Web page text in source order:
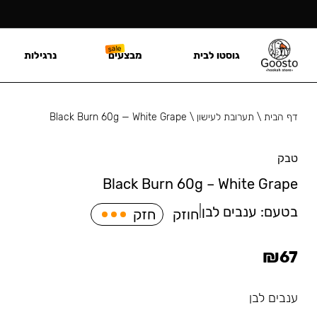
דף הבית\ תערובת לעישון \
Black Burn 60g — White Grape
טבק
Black Burn 60g – White Grape
בטעם: ענבים לבן חוזק חזק
₪67
ענבים לבן
גוסטו לבית מבצעים נרגילות